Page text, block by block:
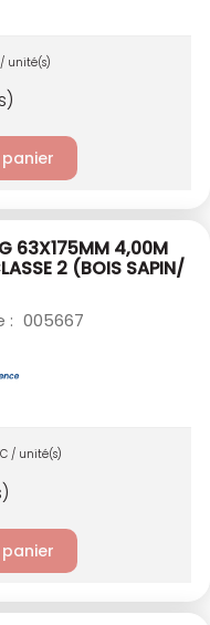
/ unité(s)
63X175MM 4,00M
2 (BOIS SAPIN/
: 005667
/ unité(s)